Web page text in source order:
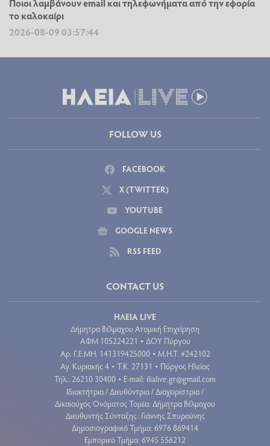
Ποιοι λαμβάνουν email και τηλεφωνήματα από την εφορία
το καλοκαίρι
2026-08-09 03:57:44
FOLLOW US
FACEBOOK
X (TWITTER)
YOUTUBE
GOOGLE NEWS
RSS FEED
CONTACT US
ΗΛΕΙΑ LIVE
Δήμητρα Βέλμαχου Ατομική Επιχείρηση
ΑΦΜ 105224221 • ΔΟΥ Πύργου
Aρ. Γ.Ε.ΜΗ. 141319425000 • Μ.Η.Τ. #242102
Αγ. Κυριακής 4 • Τ.Κ. 27131 • Πύργος Ηλείας
Τηλ.: 26210 30400 • E-mail: ilialive.gr@gmail.com
Ιδιοκτήτρια / Διευθύντρια / Διαχειρίστρια /
Δικαιούχος Ονόματος Τομέα: Δήμητρα Βέλμαχου
Διευθυντής Σύνταξης: Γιάννης Σπυρούνης
Δημοσιογραφικό Τμήμα: 6976 869414
Εμπορικό Τμήμα: 6945 556212